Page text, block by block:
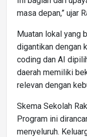
masa depan,” ujar
Muatan lokal yang
digantikan dengan
coding dan AI
daerah memiliki
relevan dengan
Skema Sekolah
Program ini
menyeluruh.